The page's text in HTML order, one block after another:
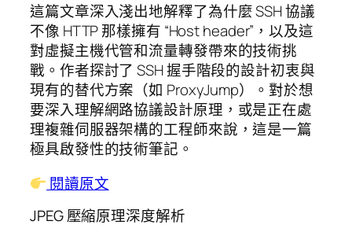
這篇文章深入淺出地解釋了為什麼 SSH 協議
不像 HTTP 那樣擁有 “Host header”，以及這
對虛擬主機代管和流量轉發帶來的技術挑
戰。作者探討了 SSH 握手階段的設計初衷與
現有的替代方案（如 ProxyJump）。對於想
要深入理解網路協議設計原理，或是正在處
理複雜伺服器架構的工程師來說，這是一篇
極具啟發性的技術筆記。
閱讀原文
JPEG 壓縮原理深度解析